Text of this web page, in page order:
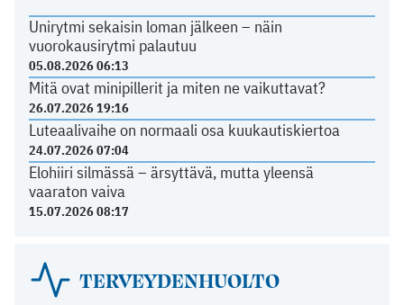
Unirytmi sekaisin loman jälkeen – näin
vuorokausirytmi palautuu
05.08.2026 06:13
Mitä ovat minipillerit ja miten ne vaikuttavat?
26.07.2026 19:16
Luteaalivaihe on normaali osa kuukautiskiertoa
24.07.2026 07:04
Elohiiri silmässä – ärsyttävä, mutta yleensä
vaaraton vaiva
15.07.2026 08:17
TERVEYDENHUOLTO